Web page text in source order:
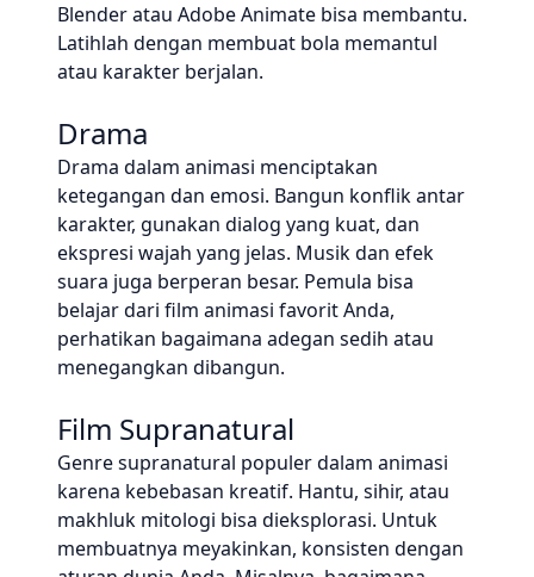
Blender atau Adobe Animate bisa membantu.
Latihlah dengan membuat bola memantul
atau karakter berjalan.
Drama
Drama dalam animasi menciptakan
ketegangan dan emosi. Bangun konflik antar
karakter, gunakan dialog yang kuat, dan
ekspresi wajah yang jelas. Musik dan efek
suara juga berperan besar. Pemula bisa
belajar dari film animasi favorit Anda,
perhatikan bagaimana adegan sedih atau
menegangkan dibangun.
Film Supranatural
Genre supranatural populer dalam animasi
karena kebebasan kreatif. Hantu, sihir, atau
makhluk mitologi bisa dieksplorasi. Untuk
membuatnya meyakinkan, konsisten dengan